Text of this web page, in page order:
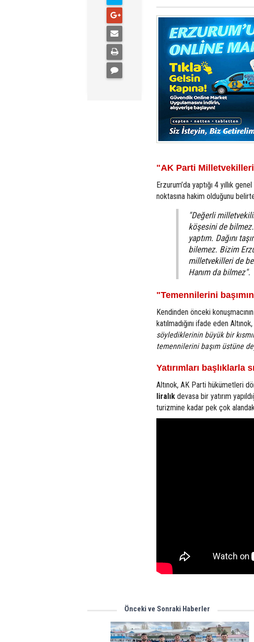
"AK Parti
Erzurum’da yaptığı 4 yıllık
noktasına hakim olduğunu
"Değerli
köşesini de bilmez.
yaptım. Dağını
bilemez. Bizim
milletvekilleri de
Hanım da bilmez".
"Temennilerini
Kendinden önceki
katılmadığını ifade eden Altınok,
söylediklerinin büyük bir
temennilerini başım üstüne
Yatırımları başlıklarla
Altınok, AK Parti hükümetleri
liralık devasa bir yatırım
turizmine kadar pek çok
Önceki ve Sonraki Haberler